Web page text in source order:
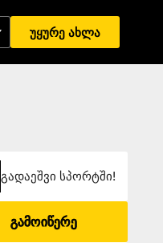
უყურე ახლა
გადაეშვი სპორტში!
გამოიწერე